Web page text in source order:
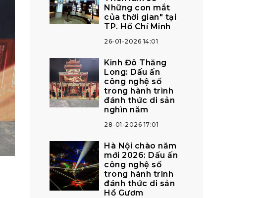
Những con mắt
của thời gian" tại
TP. Hồ Chí Minh
26-01-2026 14:01
Kinh Đô Thăng
Long: Dấu ấn
công nghệ số
trong hành trình
đánh thức di sản
nghìn năm
28-01-2026 17:01
Hà Nội chào năm
mới 2026: Dấu ấn
công nghệ số
trong hành trình
đánh thức di sản
Hồ Gươm